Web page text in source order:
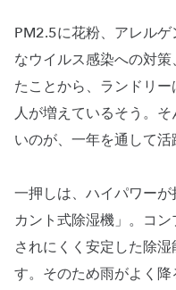
PM2.5に花粉、アレル
なウイルス感染への対
たことから、ランドリ
人が増えているそう。
いのが、一年を通して活
一押しは、ハイパワー
カント式除湿機」。コ
されにくく安定した除
す。そのため雨がよく